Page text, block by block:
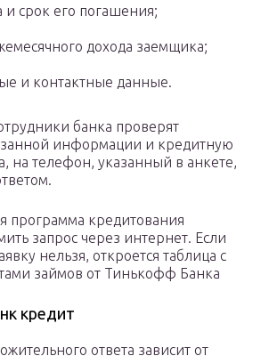
и срок его погашения;
дохода заемщика;
и контактные данные.
банка проверят
информации и кредитную
на телефон, указанный в анкете,
программа кредитования
запрос через интернет. Если
нельзя, откроется таблица с
займов от Тинькофф Банка
кредит
ответа зависит от